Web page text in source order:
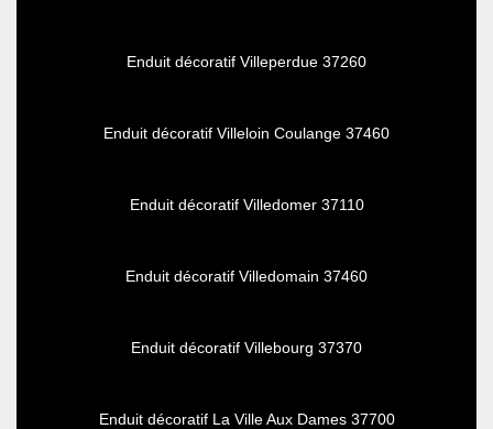
Enduit décoratif Villeperdue 37260
Enduit décoratif Villeloin Coulange 37460
Enduit décoratif Villedomer 37110
Enduit décoratif Villedomain 37460
Enduit décoratif Villebourg 37370
Enduit décoratif La Ville Aux Dames 37700